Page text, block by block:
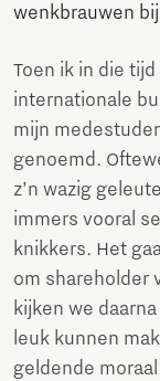
wenkbrauwen
Toen ik in die
internationale
mijn
genoemd.
z’n wazig
immers vooral
knikkers. Het
om shareholder
kijken we
leuk kunnen
geldende